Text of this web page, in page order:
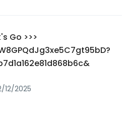
Go >>>
12/2025